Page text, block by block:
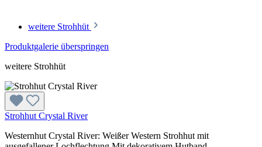
weitere Strohhüt
Produktgalerie überspringen
weitere Strohhüt
Strohhut Crystal River
Westernhut Crystal River: Weißer Western Strohhut mit